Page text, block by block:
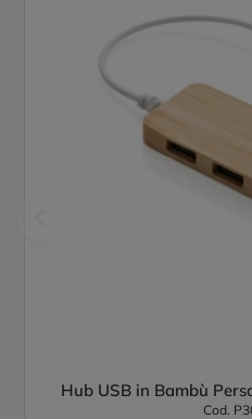
Hub USB in Bambù
Cod.